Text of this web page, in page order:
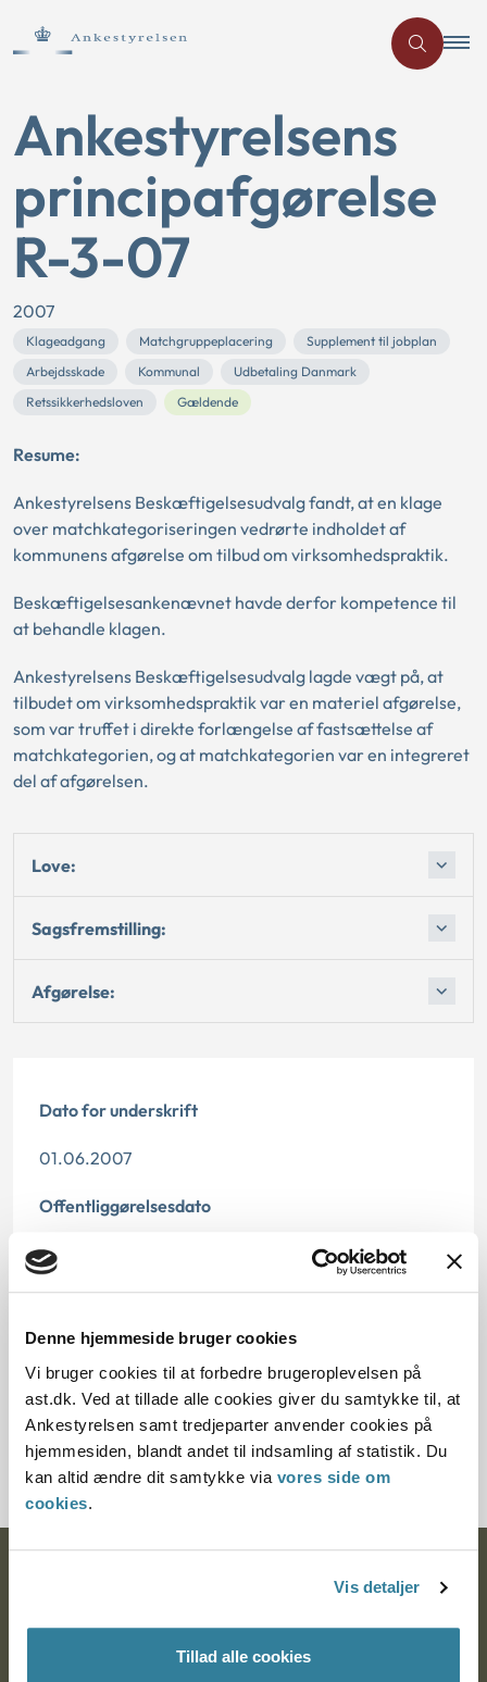
Denne hjemmeside bruger cookies
Vi bruger cookies til at forbedre brugeroplevelsen på
ast.dk. Ved at tillade alle cookies giver du samtykke til, at
Ankestyrelsen samt tredjeparter anvender cookies på
hjemmesiden, blandt andet til indsamling af statistik. Du
kan altid ændre dit samtykke via vores side om
cookies.
Vis detaljer
Tillad alle cookies
Ankestyrelsens
principafgørelse
R-3-07
2007
Klageadgang Matchgruppeplacering
Supplement til jobplan
Arbejdsskade
Kommunal
Udbetaling Danmark
Retssikkerhedsloven
Gældende
Resume:
Ankestyrelsens Beskæftigelsesudvalg fandt, at en klage
over matchkategoriseringen vedrørte indholdet af
kommunens afgørelse om tilbud om virksomhedspraktik.
Beskæftigelsesankenævnet havde derfor kompetence til
at behandle klagen.
Ankestyrelsens Beskæftigelsesudvalg lagde vægt på, at
tilbudet om virksomhedspraktik var en materiel afgørelse,
som var truffet i direkte forlængelse af fastsættelse af
matchkategorien, og at matchkategorien var en integreret
del af afgørelsen.
Love:
Sagsfremstilling:
Afgørelse:
Dato for underskrift
01.06.2007
Offentliggørelsesdato
11.07.2013
§ 2 § 60 § 42
Journalnummer
3800093-06